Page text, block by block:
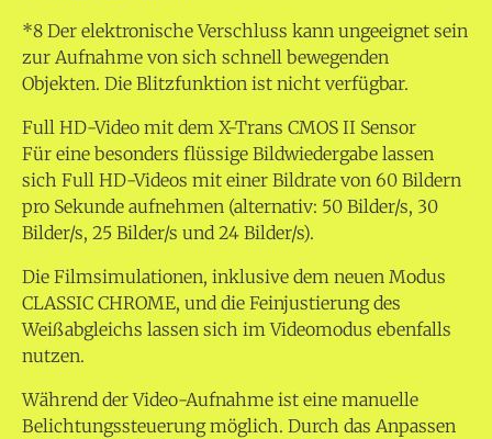
*8 Der elektronische Verschluss kann ungeeignet sein
zur Aufnahme von sich schnell bewegenden
Objekten. Die Blitzfunktion ist nicht verfügbar.
Full HD-Video mit dem X-Trans CMOS II Sensor
Für eine besonders flüssige Bildwiedergabe lassen
sich Full HD-Videos mit einer Bildrate von 60 Bildern
pro Sekunde aufnehmen (alternativ: 50 Bilder/s, 30
Bilder/s, 25 Bilder/s und 24 Bilder/s).
Die Filmsimulationen, inklusive dem neuen Modus
CLASSIC CHROME, und die Feinjustierung des
Weißabgleichs lassen sich im Videomodus ebenfalls
nutzen.
Während der Video-Aufnahme ist eine manuelle
Belichtungssteuerung möglich. Durch das Anpassen